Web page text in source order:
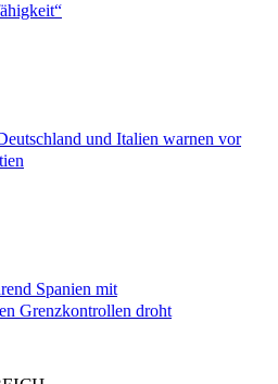
und Italien warnen vor
Spanien mit
Grenzkontrollen droht